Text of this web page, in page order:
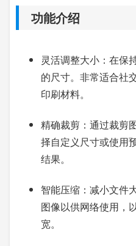
功能介绍
灵活调整大小：在保
的尺寸。非常适合社
印刷材料。
精确裁剪：通过裁剪
择自定义尺寸或使用
结果。
智能压缩：减小文件
图像以供网络使用，
宽。